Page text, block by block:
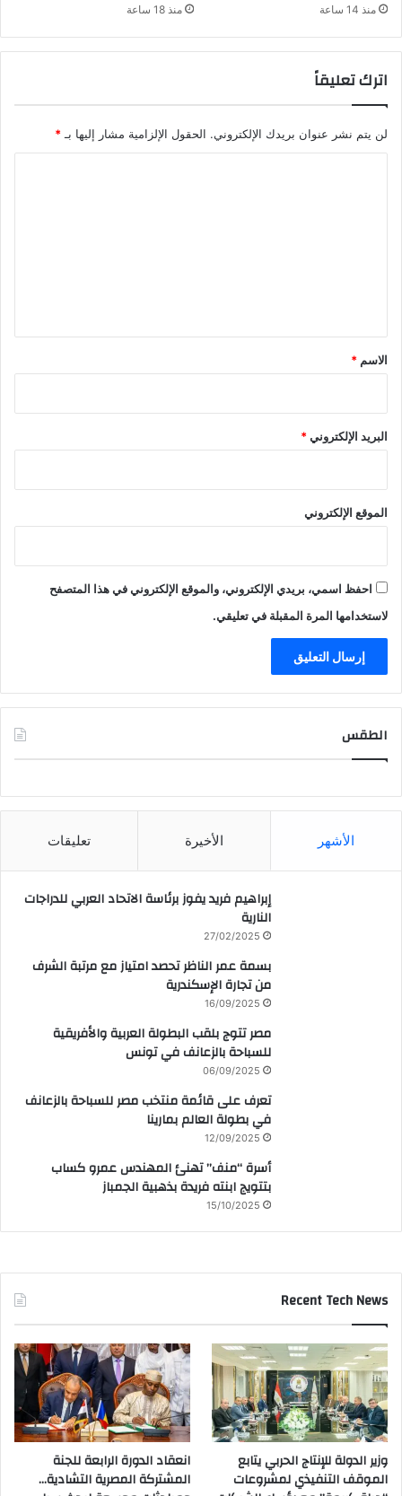
منذ 14 ساعة منذ 18 ساعة
اترك تعليقاً
لن يتم نشر عنوان بريدك الإلكتروني. الحقول الإلزامية مشار إليها بـ *
*
الاسم *
البريد الإلكتروني*
الموقع الإلكتروني
احفظ اسمي، بريدي الإلكتروني، والموقع الإلكتروني في هذا المتصفح
لاستخدامها المرة المقبلة في تعليقي.
الطقس
الأشهر الأخيرة تعليقات
إبراهيم فريد يفوز برئاسة الاتحاد العربي للدراجات
النارية
27/02/2025
بسمة عمر الناظر تحصد امتياز مع مرتبة الشرف
من تجارة الإسكندرية
16/09/2025
مصر تتوج بلقب البطولة العربية والأفريقية
للسباحة بالزعانف في تونس
06/09/2025
تعرف على قائمة منتخب مصر للسباحة بالزعانف
في بطولة العالم بمارينا
12/09/2025
أسرة “منف” تهنئ المهندس عمرو كساب
بتتويج ابنته فريدة بذهبية الجمباز
15/10/2025
Recent Tech News
وزير الدولة للإنتاج الحربي يتابع
الموقف التنفيذي لمشروعات
انعقاد الدورة الرابعة للجنة
المشتركة المصرية التشادية…